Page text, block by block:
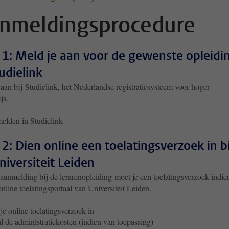
1: Meld je aan voor de gewenste
bij Studielink, het Nederlandse registratiesysteem voor hoger
in Studielink
2: Dien online een toelatingsverzoek in
Leiden
bij de lerarenopleiding moet je een toelatingsverzoek
toelatingsportaal van Universiteit Leiden.
online toelatingsverzoek in
de administratiekosten (indien van toepassing)